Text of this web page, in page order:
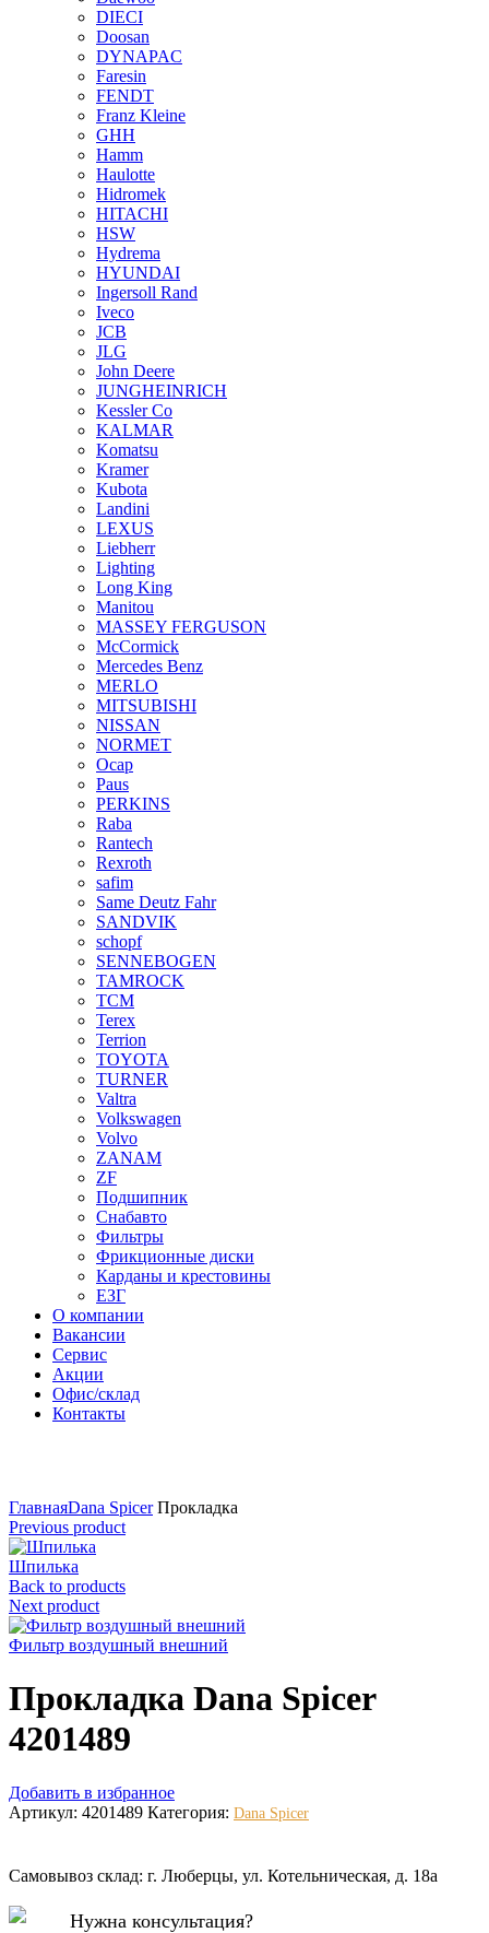
DIECI
Doosan
DYNAPAC
Faresin
FENDT
Franz Kleine
GHH
Hamm
Haulotte
Hidromek
HITACHI
HSW
Hydrema
HYUNDAI
Ingersoll Rand
Iveco
JCB
JLG
John Deere
JUNGHEINRICH
Kessler Co
KALMAR
Komatsu
Kramer
Kubota
Landini
LEXUS
Liebherr
Lighting
Long King
Manitou
MASSEY FERGUSON
McCormick
Mercedes Benz
MERLO
MITSUBISHI
NISSAN
NORMET
Ocap
Paus
PERKINS
Raba
Rantech
Rexroth
safim
Same Deutz Fahr
SANDVIK
schopf
SENNEBOGEN
TAMROCK
TCM
Terex
Terrion
TOYOTA
TURNER
Valtra
Volkswagen
Volvo
ZANAM
ZF
Подшипник
Снабавто
Фильтры
Фрикционные диски
Карданы и крестовины
ЕЗГ
О компании
Вакансии
Сервис
Акции
Офис/склад
Контакты
ГлавнаяDana SpicerПрокладка
Previous product
Шпилька
Back to products
Next product
Фильтр воздушный внешний
Прокладка Dana Spicer
4201489
Добавить в избранное
Артикул: 4201489 Категория: Dana Spicer
Самовывоз склад: г. Люберцы, ул. Котельническая, д. 18а
Нужна консультация?